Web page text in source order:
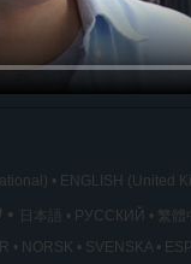
ENGLISH (United
日本語 РУССКИЙ 繁體
NORSK SVENSKA